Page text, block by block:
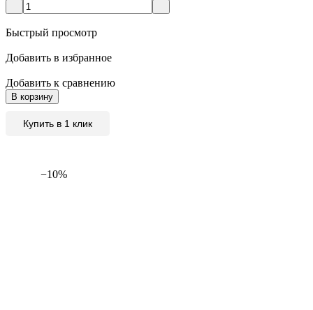
Быстрый просмотр
Добавить в избранное
Добавить к сравнению
В корзину
Купить в 1 клик
−10%